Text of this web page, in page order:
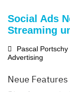
Social Ads
Streaming
Pascal Portschy
Advertising
Neue